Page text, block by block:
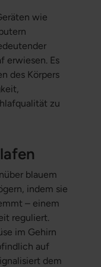
wie
erwiesen. Es
des Körpers
zu
blauem
indem sie
– einem
reguliert.
im Gehirn
auf
dem